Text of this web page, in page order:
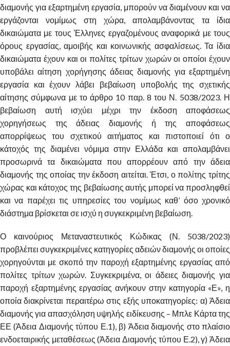
διαμονής για εξαρτημένη εργασία, μπορούν να διαμένουν και να
εργάζονται νομίμως στη χώρα, απολαμβάνοντας τα ίδια
δικαιώματα με τους Έλληνες εργαζομένους αναφορικά με τους
όρους εργασίας, αμοιβής και κοινωνικής ασφαλίσεως. Τα ίδια
δικαιώματα έχουν και οι πολίτες τρίτων χωρών οι οποίοι έχουν
υποβάλει αίτηση χορήγησης άδειας διαμονής για εξαρτημένη
εργασία και έχουν λάβει βεβαίωση υποβολής της σχετικής
αίτησης σύμφωνα με το άρθρο 10 παρ. 8 του Ν. 5038/2023. Η
βεβαίωση αυτή ισχύει μέχρι την έκδοση αποφάσεως
χορηγήσεως της άδειας διαμονής ή της αποφάσεως
απορρίψεως του σχετικού αιτήματος και πιστοποιεί ότι ο
κάτοχός της διαμένει νόμιμα στην Ελλάδα και απολαμβάνει
προσωρινά τα δικαιώματα που απορρέουν από την άδεια
διαμονής της οποίας την έκδοση αιτείται. Έτσι, ο πολίτης τρίτης
χώρας και κάτοχος της βεβαίωσης αυτής μπορεί να προσληφθεί
και να παρέχει τις υπηρεσίες του νομίμως καθ’ όσο χρονικό
διάστημα βρίσκεται σε ισχύ η συγκεκριμένη βεβαίωση.
Ο καινούριος Μεταναστευτικός Κώδικας (Ν. 5038/2023)
προβλέπει συγκεκριμένες κατηγορίες αδειών διαμονής οι οποίες
χορηγούνται με σκοπό την παροχή εξαρτημένης εργασίας από
πολίτες τρίτων χωρών. Συγκεκριμένα, οι άδειες διαμονής για
παροχή εξαρτημένης εργασίας ανήκουν στην κατηγορία «Ε», η
οποία διακρίνεται περαιτέρω στις εξής υποκατηγορίες: α) Άδεια
διαμονής για απασχόληση υψηλής ειδίκευσης – Μπλε Κάρτα της
ΕΕ (Άδεια Διαμονής τύπου Ε.1), β) Άδεια διαμονής στο πλαίσιο
ενδοεταιρικής μεταθέσεως (Άδεια Διαμονής τύπου Ε.2), γ) Άδεια